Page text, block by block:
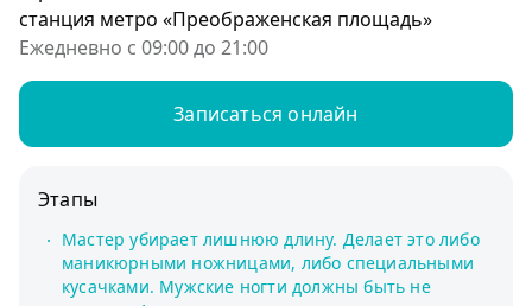
станция метро «Преображенская площадь»
Ежедневно с 09:00 до 21:00
Записаться онлайн
Этапы
Мастер убирает лишнюю длину. Делает это либо
маникюрными ножницами, либо специальными
кусачками. Мужские ногти должны быть не